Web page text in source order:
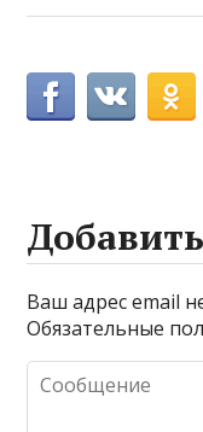
Ваш адрес email
Обязательные